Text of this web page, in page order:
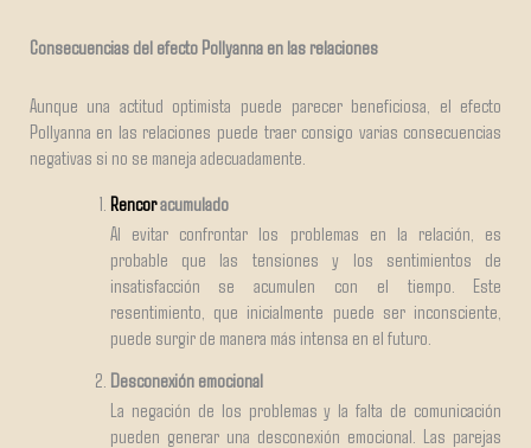
Consecuencias del efecto Pollyanna en las relaciones
Aunque una actitud optimista puede parecer beneficiosa, el efecto
Pollyanna en las relaciones puede traer consigo varias consecuencias
negativas si no se maneja adecuadamente.
Rencoracumulado
Al evitar confrontar los problemas en la relación, es
probable que las tensiones y los sentimientos de
insatisfacción se acumulen con el tiempo. Este
resentimiento, que inicialmente puede ser inconsciente,
puede surgir de manera más intensa en el futuro.
Desconexión emocional
La negación de los problemas y la falta de comunicación
pueden generar una desconexión emocional. Las parejas